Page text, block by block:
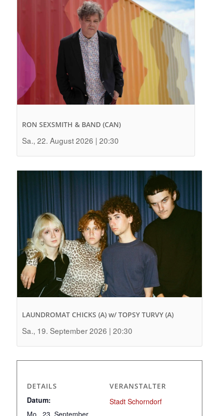
RON SEXSMITH & BAND (CAN)
Sa., 22. August 2026 | 20:30
LAUNDROMAT CHICKS (A) w/ TOPSY TURVY (A)
Sa., 19. September 2026 | 20:30
DETAILS
Datum:
VERANSTALTER
Stadt Schorndorf